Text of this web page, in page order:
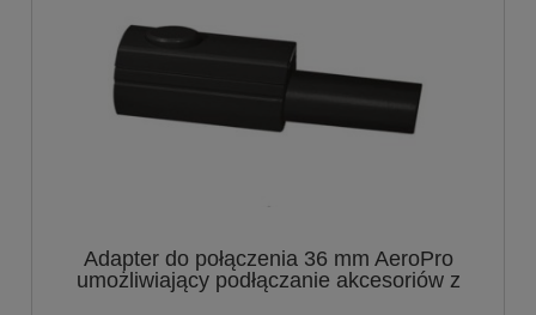
Adapter do połączenia 36 mm AeroPro
umożliwiający podłączanie akcesoriów z